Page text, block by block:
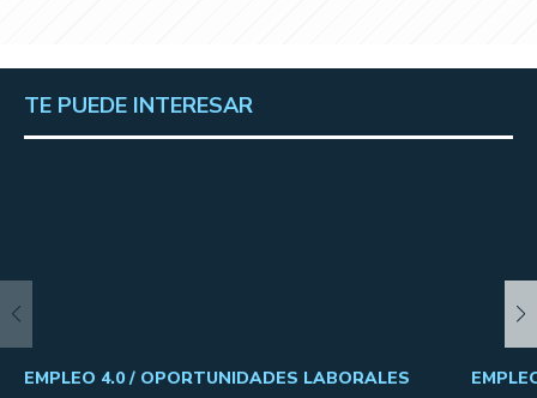
TE PUEDE INTERESAR
EMPLEO 4.0 / OPORTUNIDADES LABORALES